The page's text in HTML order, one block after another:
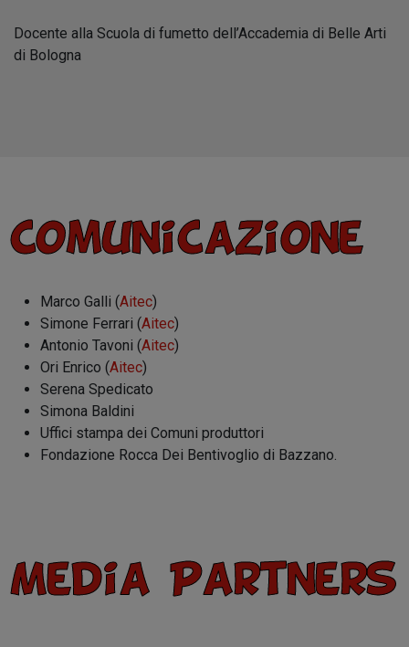
Docente alla Scuola di fumetto dell’Accademia di Belle Arti
di Bologna
Comunicazione
Marco Galli (Aitec)
Simone Ferrari (Aitec)
Antonio Tavoni (Aitec)
Ori Enrico (Aitec)
Serena Spedicato
Simona Baldini
Uffici stampa dei Comuni produttori
Fondazione Rocca Dei Bentivoglio di Bazzano.
Media Partners